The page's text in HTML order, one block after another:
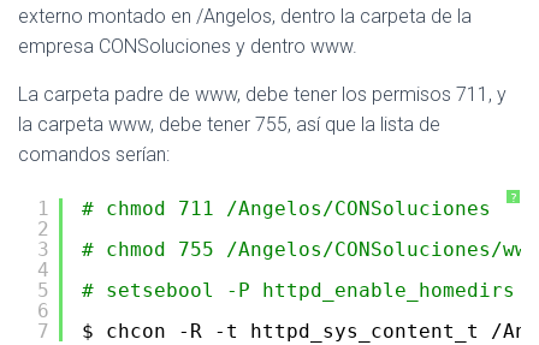
externo montado en /Angelos, dentro la carpeta de la
empresa CONSoluciones y dentro www.
La carpeta padre de www, debe tener los permisos 711, y
la carpeta www, debe tener 755, así que la lista de
comandos serían:
?
1
2
3
4
5
6
7
# chmod 711 /Angelos/CONSoluciones
# chmod 755 /Angelos/CONSoluciones/www
# setsebool -P httpd_enable_homedirs 1
$ chcon -R -t httpd_sys_content_t /